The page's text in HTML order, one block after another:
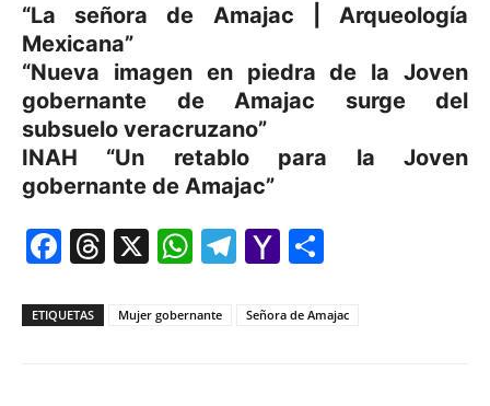
“La señora de Amajac | Arqueología
Mexicana”
“Nueva imagen en piedra de la Joven
gobernante de Amajac surge del
subsuelo veracruzano”
INAH “Un retablo para la Joven
gobernante de Amajac”
Facebook
Threads
X WhatsApp
Telegram
Yahoo
ETIQUETAS Mujer gobernante Señora de Amajac